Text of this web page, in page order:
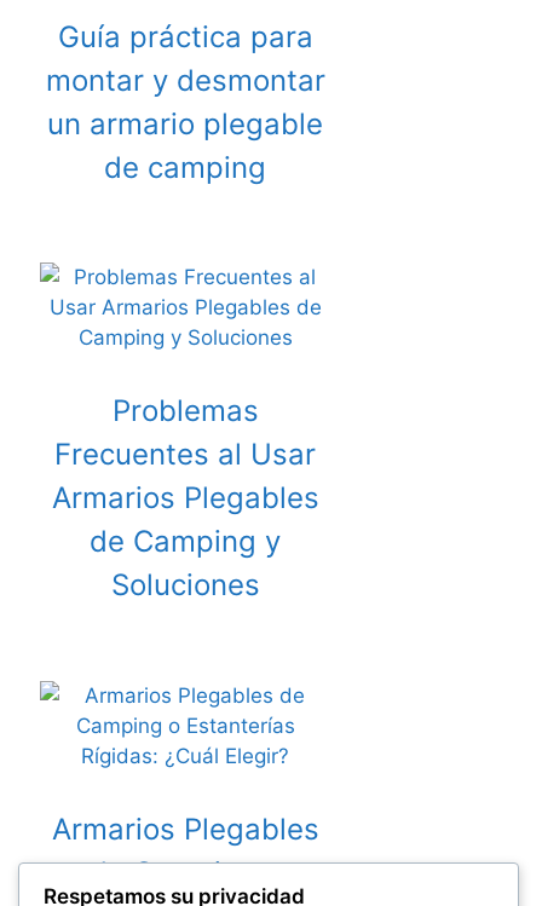
Guía práctica para
montar y desmontar
un armario plegable
de camping
Problemas
Frecuentes al Usar
Armarios Plegables
de Camping y
Soluciones
Armarios Plegables
de Camping o
Respetamos su privacidad